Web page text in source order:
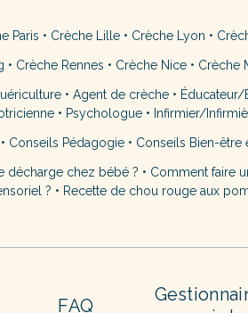
Paris • Crèche Lille • Crèche Lyon •
• Crèche Rennes • Crèche Nice• Crèche
• Agent de crèche• Éducateur/
• Psychologue• Infirmier/
• Conseils Pédagogie • Conseils Bien-être
décharge chez bébé ? • Comment faire
? • Recette de chou rouge aux
FAQ